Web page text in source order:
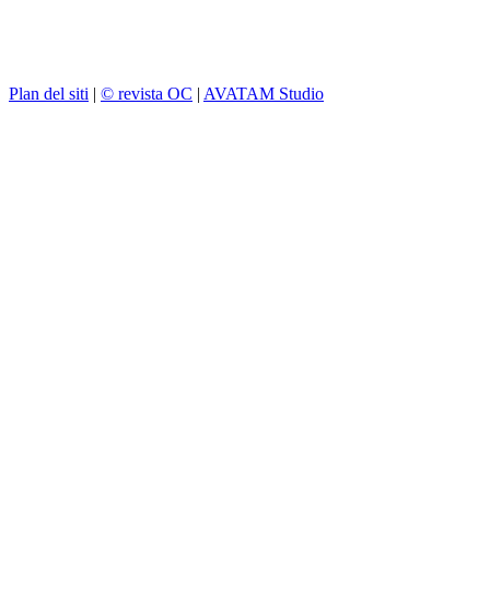
Plan del siti | © revista OC | AVATAM Studio